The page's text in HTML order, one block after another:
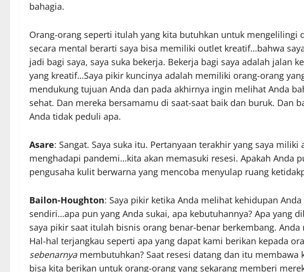
bahagia.
Orang-orang seperti itulah yang kita butuhkan untuk mengelilingi
secara mental berarti saya bisa memiliki outlet kreatif…bahwa
jadi bagi saya, saya suka bekerja. Bekerja bagi saya adalah jalan
yang kreatif…Saya pikir kuncinya adalah memiliki orang-orang
mendukung tujuan Anda dan pada akhirnya ingin melihat Anda
sehat. Dan mereka bersamamu di saat-saat baik dan buruk. Dan
Anda tidak peduli apa.
Asare: Sangat. Saya suka itu. Pertanyaan terakhir yang saya
menghadapi pandemi…kita akan memasuki resesi. Apakah Anda
pengusaha kulit berwarna yang mencoba menyulap ruang
Bailon-Houghton: Saya pikir ketika Anda melihat kehidupan
sendiri…apa pun yang Anda sukai, apa kebutuhannya? Apa yang
saya pikir saat itulah bisnis orang benar-benar berkembang.
Hal-hal terjangkau seperti apa yang dapat kami berikan kepada
sebenarnyamembutuhkan? Saat resesi datang dan itu membawa
bisa kita berikan untuk orang-orang yang sekarang memberi